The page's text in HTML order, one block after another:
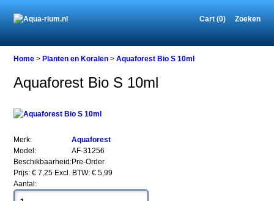
Cart (0) Zoeken
Home
en
Bio
S
10ml
Home >Planten en Koralen >Aquaforest Bio S 10ml
Aquaforest Bio S 10ml
Merk:
Aquaforest
Model:
AF-31256
Beschikbaarheid:Pre-Order
Prijs: € 7,25 Excl. BTW: € 5,99
Aantal: